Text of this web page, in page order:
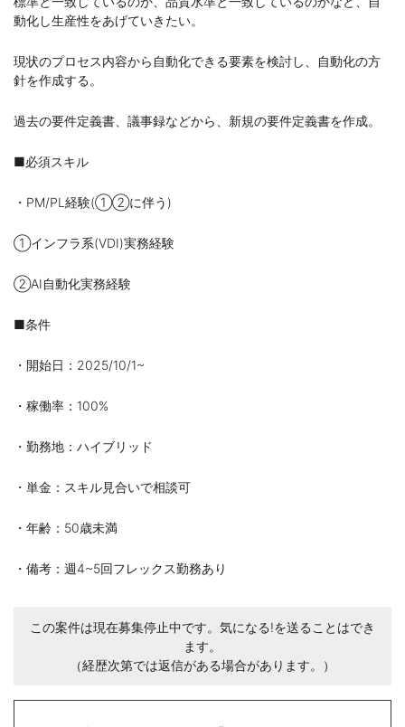
動化し生産性をあげていきたい。
現状のプロセス内容から自動化できる要素を検討し、自動化の方
針を作成する。
過去の要件定義書、議事録などから、新規の要件定義書を作成。
■必須スキル
・PM/PL経験(①②に伴う)
①インフラ系(VDI)実務経験
②AI自動化実務経験
■条件
・開始日：2025/10/1~
・稼働率：100%
・勤務地：ハイブリッド
・単金：スキル見合いで相談可
・年齢：50歳未満
・備考：週4~5回フレックス勤務あり
この案件は現在募集停止中です。気になる!を送ることはでき
ます。
（経歴次第では返信がある場合があります。）